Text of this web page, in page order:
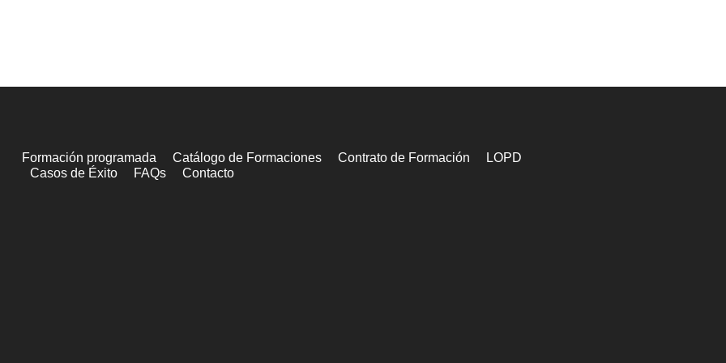
Formación programada Catálogo de Formaciones Contrato de Formación
LOPD
Casos de Éxito
FAQs Contacto